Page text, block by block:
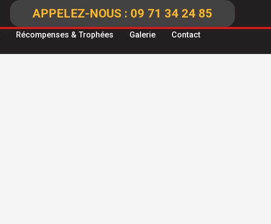
APPELEZ-NOUS : 09 71 34 24 85
Récompenses & Trophées Galerie Contact